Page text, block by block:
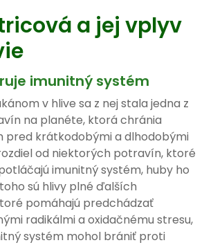
a jej vplyv
imunitný systém
v hlive sa z nej stala jedna z
na planéte, ktorá chránia
pred krátkodobými a dlhodobými
od niektorých potravín, ktoré
imunitný systém, huby ho
sú hlivy plné ďalších
pomáhajú predchádzať
radikálmi a oxidačnému stresu,
systém mohol brániť proti